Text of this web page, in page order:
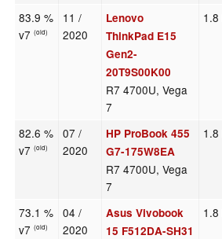
83.9 %
v7(old)
11 /
2020
Lenovo
ThinkPad E15
Gen2-
20T9S00K00
R7 4700U, Vega
7
1.8
82.6 %
v7(old)
07 /
2020
HP ProBook 455
G7-175W8EA
R7 4700U, Vega
7
1.8
73.1 %
v7(old)
04 /
2020
Asus Vivobook
15 F512DA-SH31
1.8